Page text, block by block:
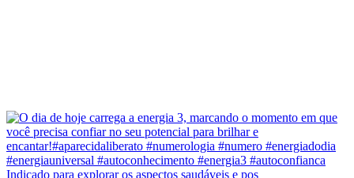
Indicado para explorar os aspectos saudáveis e pos